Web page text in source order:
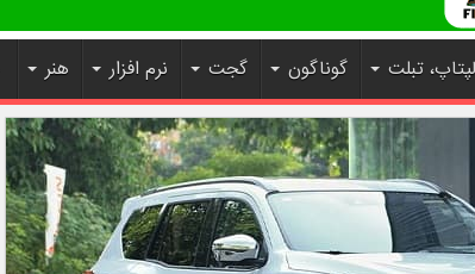
تبلت گوناگون گجت نرم افزار هنر